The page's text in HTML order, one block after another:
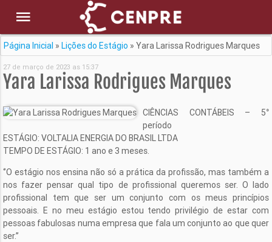
Página Inicial » Lições do Estágio » Yara Larissa Rodrigues Marques
27 de março de 2023 as 15:37
Yara Larissa Rodrigues Marques
CIÊNCIAS CONTÁBEIS – 5°
período
ESTÁGIO: VOLTALIA ENERGIA DO BRASIL LTDA
TEMPO DE ESTÁGIO: 1 ano e 3 meses.
‘’O estágio nos ensina não só a prática da profissão, mas também a
nos fazer pensar qual tipo de profissional queremos ser. O lado
profissional tem que ser um conjunto com os meus princípios
pessoais. E no meu estágio estou tendo privilégio de estar com
pessoas fabulosas numa empresa que fala um conjunto ao que quer
ser.’’